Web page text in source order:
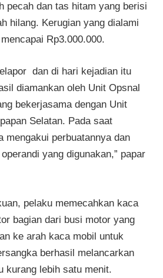
pecah dan tas hitam yang berisi
hilang. Kerugian yang dialami
Rp3.000.000.
dan di hari kejadian itu
diamankan oleh Unit Opsnal
bekerjasama dengan Unit
Selatan. Pada saat
mengakui perbuatannya dan
yang digunakan,” papar
pelaku memecahkan kaca
bagian dari busi motor yang
ke arah kaca mobil untuk
berhasil melancarkan
kurang lebih satu menit.